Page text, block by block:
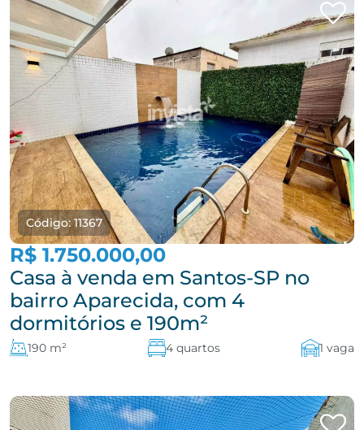
Código: 11367
R$ 1.750.000,00
Casa à venda em Santos-SP no
bairro Aparecida, com 4
dormitórios e 190m²
190 m² 4 quartos 1 vaga